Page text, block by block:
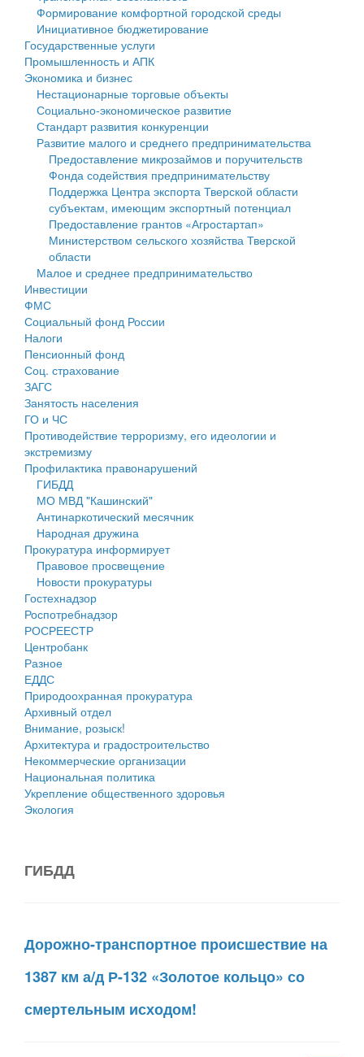
Государственные услуги
Промышленность и АПК
Экономика и бизнес
Символика
Устав
Гостям округа
Туризм
Культура
Образование
Здравоохранение
Социальная защита
Фотоальбом
муниципального округа Тверской области
Администрация Кашинского муниципального округа
Тверской области
Управление сельскими территориями
Открытые данные
Работа с обращениями граждан
Муниципальный контроль
Муниципальные услуги
Проекты административных регламентов
Антимонопольный комплаенс
Противодействие коррупции
Финансовое управление
Бюджет для граждан
Имущество
Выявление правообладателей ранее учтенных
объектов недвижимости
Имущественная поддержка субъектов малого и
среднего предпринимательства
Информационная поддержка субъектов малого и
среднего предпринимательства
Муниципальные программы
Контрольно-счетная палата
Персональные данные
Оценка регулирующего воздействия
Деятельность МУ
Нормативы градостроительного проектирования
Правила землепользования и застройки
Генеральные планы
Проекты планировки территории
Собрание депутатов
Городское поселение
Сельские поселения
Формирование комфортной городской среды
Инициативное бюджетирование
Государственные услуги
Промышленность и АПК
Экономика и бизнес
Нестационарные торговые объекты
Социально-экономическое развитие
Стандарт развития конкуренции
Развитие малого и среднего предпринимательства
Предоставление микрозаймов и поручительств
Фонда содействия предпринимательству
Поддержка Центра экспорта Тверской области
субъектам, имеющим экспортный потенциал
Предоставление грантов «Агростартап»
Министерством сельского хозяйства Тверской
области
Малое и среднее предпринимательство
Инвестиции
ФМС
Социальный фонд России
Налоги
Пенсионный фонд
Соц. страхование
ЗАГС
Занятость населения
ГО и ЧС
Противодействие терроризму, его идеологии и
экстремизму
Профилактика правонарушений
ГИБДД
МО МВД "Кашинский"
Антинаркотический месячник
Народная дружина
Прокуратура информирует
Правовое просвещение
Новости прокуратуры
Гостехнадзор
Роспотребнадзор
РОСРЕЕСТР
Центробанк
Разное
ЕДДС
Природоохранная прокуратура
Архивный отдел
Внимание, розыск!
Архитектура и градостроительство
Некоммерческие организации
Национальная политика
Укрепление общественного здоровья
Экология
ГИБДД
Дорожно-транспортное происшествие на
1387 км а/д Р-132 «Золотое кольцо» со
смертельным исходом!